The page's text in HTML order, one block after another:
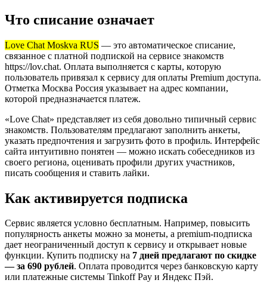
Что списание означает
Love Chat Moskva RUS — это автоматическое списание,
связанное с платной подпиской на сервисе знакомств
https://lov.chat. Оплата выполняется с карты, которую
пользователь привязал к сервису для оплаты Premium доступа.
Отметка Москва Россия указывает на адрес компании,
которой предназначается платеж.
«Love Chat» представляет из себя довольно типичный сервис
знакомств. Пользователям предлагают заполнить анкеты,
указать предпочтения и загрузить фото в профиль. Интерфейс
сайта интуитивно понятен — можно искать собеседников из
своего региона, оценивать профили других участников,
писать сообщения и ставить лайки.
Как активируется подписка
Сервис является условно бесплатным. Например, повысить
популярность анкеты можно за монеты, а premium-подписка
дает неограниченный доступ к сервису и открывает новые
функции. Купить подписку на 7 дней предлагают по скидке
— за 690 рублей. Оплата проводится через банковскую карту
или платежные системы Tinkoff Pay и Яндекс Пэй.